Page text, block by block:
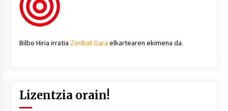
Bilbo Hiria irratia Zenbat Gara elkartearen ekimena da.
Lizentzia orain!